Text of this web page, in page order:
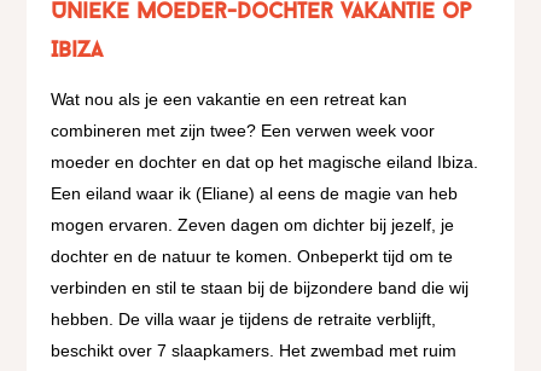
Unieke moeder-dochter vakantie op
Ibiza
Wat nou als je een vakantie en een retreat kan
combineren met zijn twee? Een verwen week voor
moeder en dochter en dat op het magische eiland Ibiza.
Een eiland waar ik (Eliane) al eens de magie van heb
mogen ervaren. Zeven dagen om dichter bij jezelf, je
dochter en de natuur te komen. Onbeperkt tijd om te
verbinden en stil te staan bij de bijzondere band die wij
hebben. De villa waar je tijdens de retraite verblijft,
beschikt over 7 slaapkamers. Het zwembad met ruim